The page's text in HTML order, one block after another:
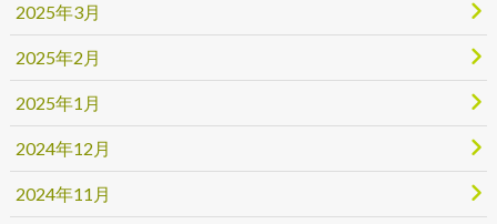
2025年3月
2025年2月
2025年1月
2024年12月
2024年11月